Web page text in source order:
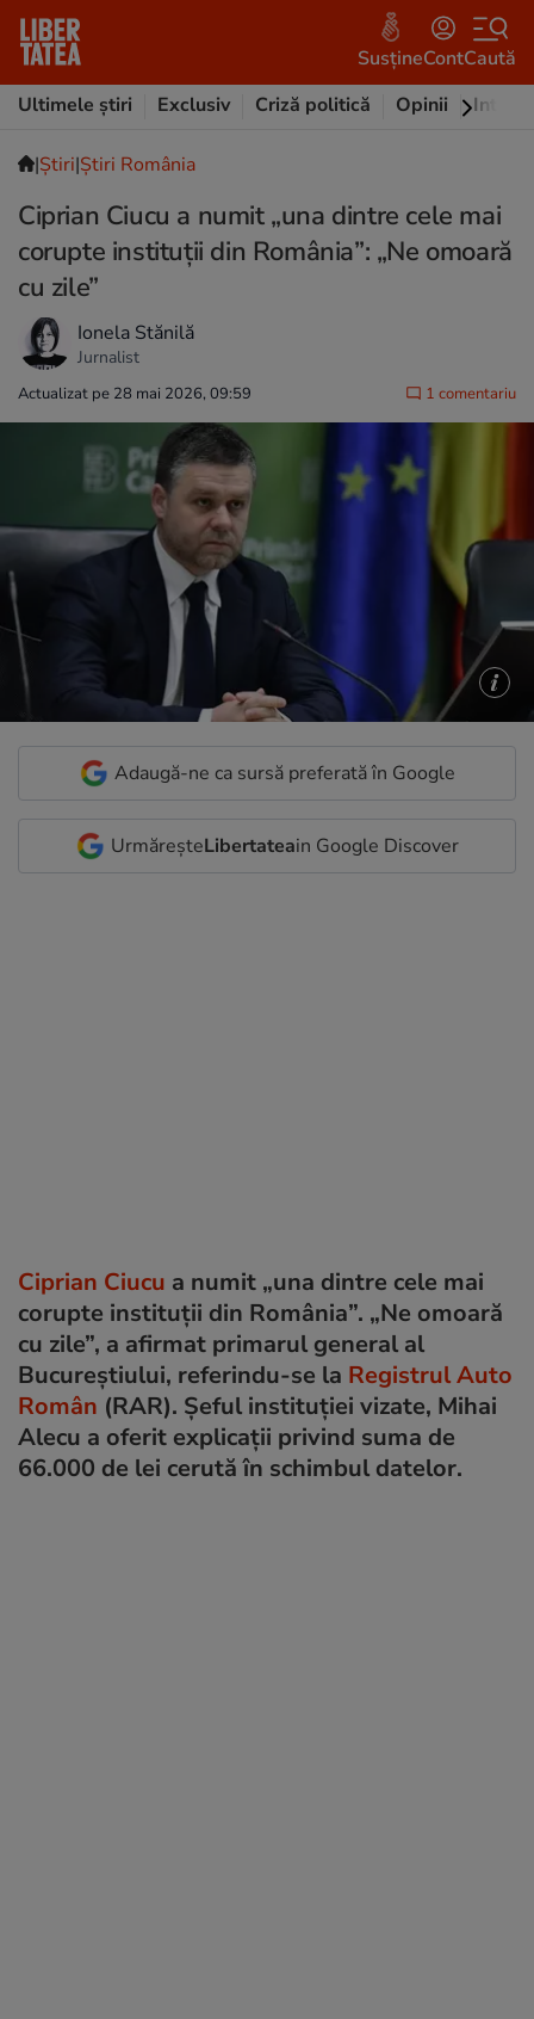
SusțineContCaută
Ultimele știri
Exclusiv Criză politică Opinii
|Ştiri|Știri România
Ciprian Ciucu a numit „una dintre cele mai
corupte instituții din România”: „Ne omoară
cu zile”
Ionela Stănilă
Jurnalist
Actualizat pe 28 mai 2026, 09:59 1 comentariu
Adaugă-ne ca sursă preferată în Google
UrmăreșteLibertateain Google Discover
Ciprian Ciucu a numit „una dintre cele mai
corupte instituții din România”. „Ne omoară
cu zile”, a afirmat primarul general al
Bucureștiului, referindu-se la Registrul Auto
Român (RAR). Șeful instituției vizate, Mihai
Alecu a oferit explicații privind suma de
66.000 de lei cerută în schimbul datelor.